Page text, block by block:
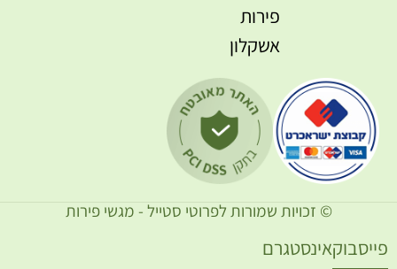
פירות
אשקלון
© זכויות שמורות לפרוטי סטייל - מגשי פירות
אינסטגרם